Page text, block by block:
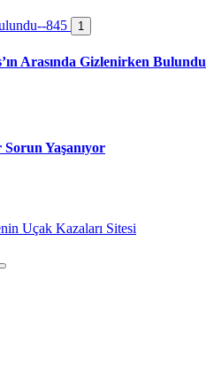
1
Arasında Gizlenirken Bulundu
Yaşanıyor